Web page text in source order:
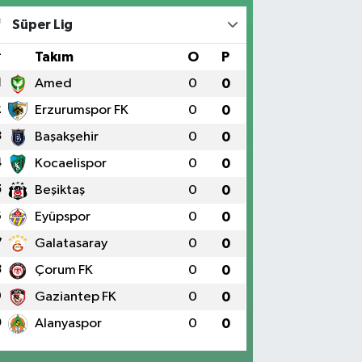
Süper Lig
Takım O P
Amed 0 0
Erzurumspor FK 0 0
Başakşehir 0 0
Kocaelispor 0 0
Beşiktaş 0 0
Eyüpspor 0 0
Galatasaray 0 0
Çorum FK 0 0
Gaziantep FK 0 0
Alanyaspor 0 0